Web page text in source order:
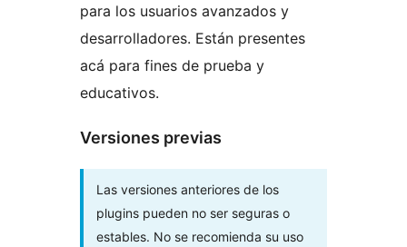
para los usuarios avanzados y
desarrolladores. Están presentes
acá para fines de prueba y
educativos.
Versiones previas
Las versiones anteriores de los
plugins pueden no ser seguras o
estables. No se recomienda su uso